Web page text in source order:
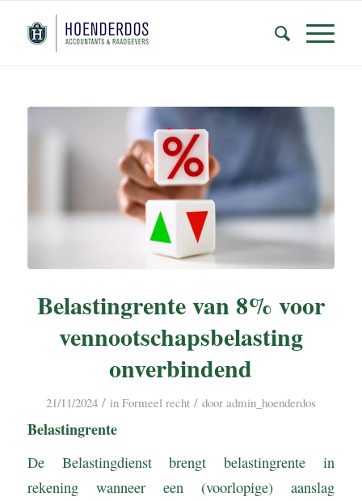
Belastingrente van 8% voor
vennootschapsbelasting
onverbindend
21/11/2024 / in Formeel recht / door admin_hoenderdos
Belastingrente
De Belastingdienst brengt belastingrente in
rekening wanneer een (voorlopige) aanslag